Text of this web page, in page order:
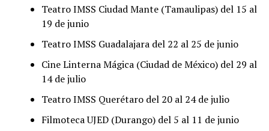
Teatro IMSS Ciudad Mante (Tamaulipas) del 15 al
19 de junio
Teatro IMSS Guadalajara del 22 al 25 de junio
Cine Linterna Mágica (Ciudad de México) del 29 al
14 de julio
Teatro IMSS Querétaro del 20 al 24 de julio
Filmoteca UJED (Durango) del 5 al 11 de junio